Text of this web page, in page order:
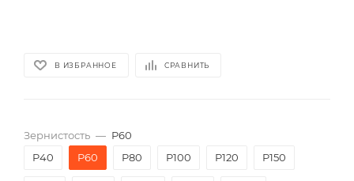
В ИЗБРАННОЕ СРАВНИТЬ
Зернистость — P60
P40
P60 P80 P100 P120 P150